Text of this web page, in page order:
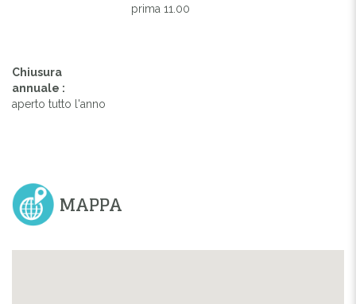
prima 11.00
Chiusura
annuale :
aperto tutto l'anno
MAPPA